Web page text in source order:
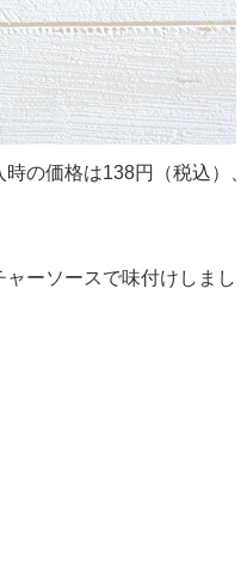
の価格は138円（税込）
ーソースで味付けしまし